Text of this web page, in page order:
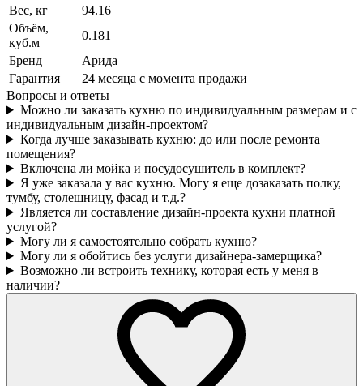
Вес, кг
94.16
Объём,
куб.м
0.181
Бренд
Арида
Гарантия
24 месяца с момента продажи
Вопросы и ответы
Можно ли заказать кухню по индивидуальным размерам и с
индивидуальным дизайн-проектом?
Когда лучше заказывать кухню: до или после ремонта
помещения?
Включена ли мойка и посудосушитель в комплект?
Я уже заказала у вас кухню. Могу я еще дозаказать полку,
тумбу, столешницу, фасад и т.д.?
Является ли составление дизайн-проекта кухни платной
услугой?
Могу ли я самостоятельно собрать кухню?
Могу ли я обойтись без услуги дизайнера-замерщика?
Возможно ли встроить технику, которая есть у меня в
наличии?